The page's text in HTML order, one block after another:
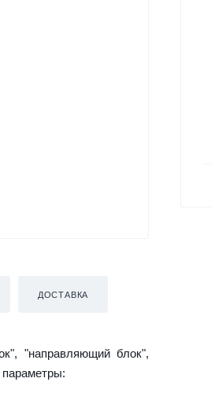
ДОСТАВКА
"направляющий блок",